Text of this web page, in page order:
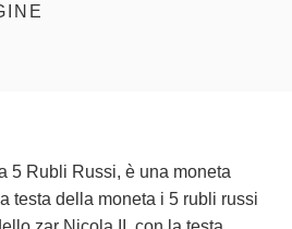
5 Rubli Russi, è una moneta
testa della moneta i 5 rubli russi